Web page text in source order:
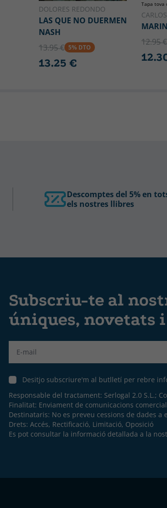
DOLORES REDONDO
LAS QUE NO DUERMEN
NASH
13.95 € 5% DTO
13.25 €
Tapa tova
12.95 €
Descomptes del 5% en
els nostres llibres
Subscriu-te al
úniques, novetats
Desitjo subscriure'm al butlletí per rebre
Responsable del tractament: Serlogal 2.0 S.L.;
Finalitat: Enviament de comunicacions
Destinataris: No es preveu cessions de dades
Drets: Accés, Rectificació, Limitació, Oposició
Es pot consultar la informació detallada a la